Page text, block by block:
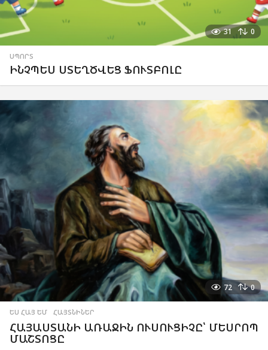
31 0
ՍՊՈՐՏ
ԻՆՉՊԵՍ ՍՏԵՂԾՎԵՑ ՖՈՒՏԲՈԼԸ
72 0
ԵՍ ՀԱՅ ԵՄ ,ՀԱՅՏՆԻՆԵՐ
ՀԱՅԱՍՏԱՆԻ ԱՌԱՋԻՆ ՈՒՍՈՒՑԻՉԸ՝ ՄԵՍՐՈՊ
ՄԱՇՏՈՑԸ